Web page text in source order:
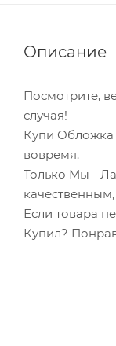
Описание
Посмотрите,
случая!
Купи Обложка
вовремя.
Только Мы -
Если товара
Купил?